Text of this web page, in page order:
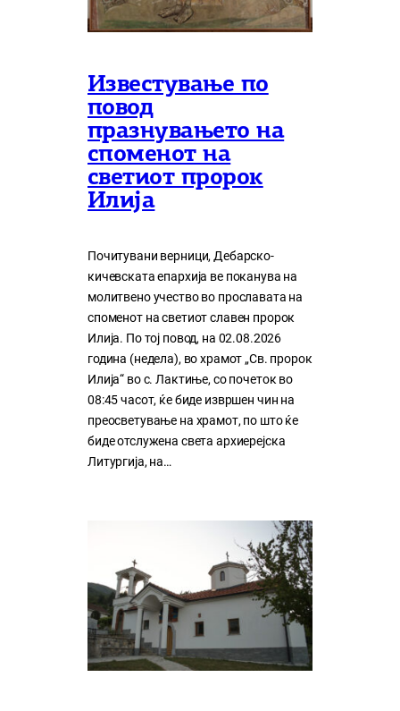
Известување по
повод
празнувањето на
споменот на
светиот пророк
Илија
Почитувани верници, Дебарско-
кичевската епархија ве поканува на
молитвено учество во прославата на
споменот на светиот славен пророк
Илија. По тој повод, на 02.08.2026
година (недела), во храмот „Св. пророк
Илија“ во с. Лактиње, со почеток во
08:45 часот, ќе биде извршен чин на
преосветување на храмот, по што ќе
биде отслужена света архиерејска
Литургија, на…